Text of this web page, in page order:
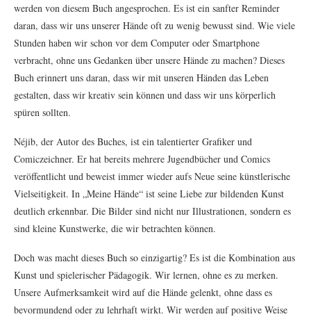
werden von diesem Buch angesprochen. Es ist ein sanfter Reminder
daran, dass wir uns unserer Hände oft zu wenig bewusst sind. Wie viele
Stunden haben wir schon vor dem Computer oder Smartphone
verbracht, ohne uns Gedanken über unsere Hände zu machen? Dieses
Buch erinnert uns daran, dass wir mit unseren Händen das Leben
gestalten, dass wir kreativ sein können und dass wir uns körperlich
spüren sollten.
Néjib, der Autor des Buches, ist ein talentierter Grafiker und
Comiczeichner. Er hat bereits mehrere Jugendbücher und Comics
veröffentlicht und beweist immer wieder aufs Neue seine künstlerische
Vielseitigkeit. In „Meine Hände“ ist seine Liebe zur bildenden Kunst
deutlich erkennbar. Die Bilder sind nicht nur Illustrationen, sondern es
sind kleine Kunstwerke, die wir betrachten können.
Doch was macht dieses Buch so einzigartig? Es ist die Kombination aus
Kunst und spielerischer Pädagogik. Wir lernen, ohne es zu merken.
Unsere Aufmerksamkeit wird auf die Hände gelenkt, ohne dass es
bevormundend oder zu lehrhaft wirkt. Wir werden auf positive Weise